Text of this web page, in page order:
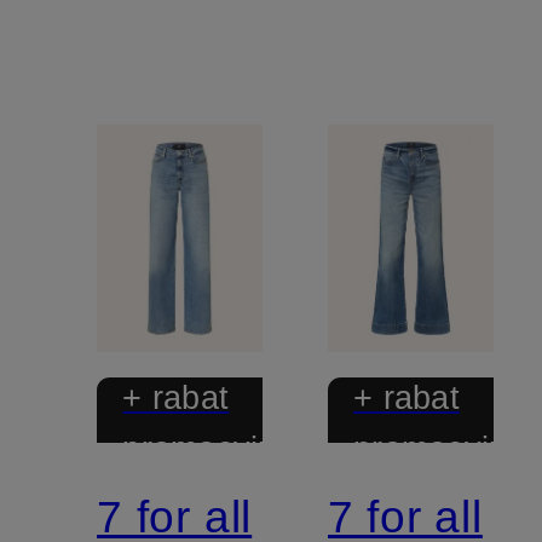
+ rabat
promocyjny
7 for all
+ rabat
promocyjny
7 for all